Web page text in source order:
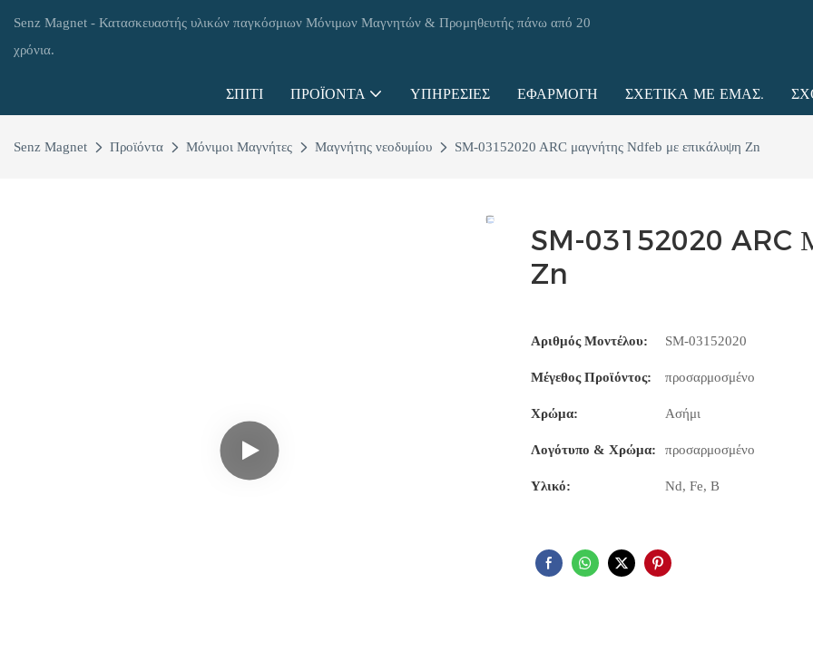
Senz Magnet - Κατασκευαστής υλικών παγκόσμιων Μόνιμων Μαγνητών & Προμηθευτής πάνω από 20
χρόνια.
ΣΠΊΤΙ ΠΡΟΪΌΝΤΑ ΥΠΗΡΕΣΊΕΣ ΕΦΑΡΜΟΓΉ ΣΧΕΤΙΚΆ ΜΕ ΕΜΆΣ.
Senz Magnet Προϊόντα Μόνιμοι Μαγνήτες Μαγνήτης νεοδυμίου SM-03152020 ARC μαγνήτης Ndfeb με επικάλυψη Zn
SM-03152020 ARC
Zn
Αριθμός Μοντέλου: SM-03152020
Μέγεθος Προϊόντος: προσαρμοσμένο
Χρώμα: Ασήμι
Λογότυπο & Χρώμα: προσαρμοσμένο
Υλικό: Nd, Fe, B